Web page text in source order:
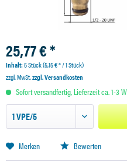
25,77 € *
Inhalt:5 Stück (5,15 € * / 1 Stück)
zzgl. MwSt.zzgl. Versandkosten
Sofort versandfertig, Lieferzeit ca. 1-3
Merken Bewerten